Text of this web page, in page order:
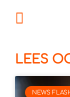
LEES
NEWS